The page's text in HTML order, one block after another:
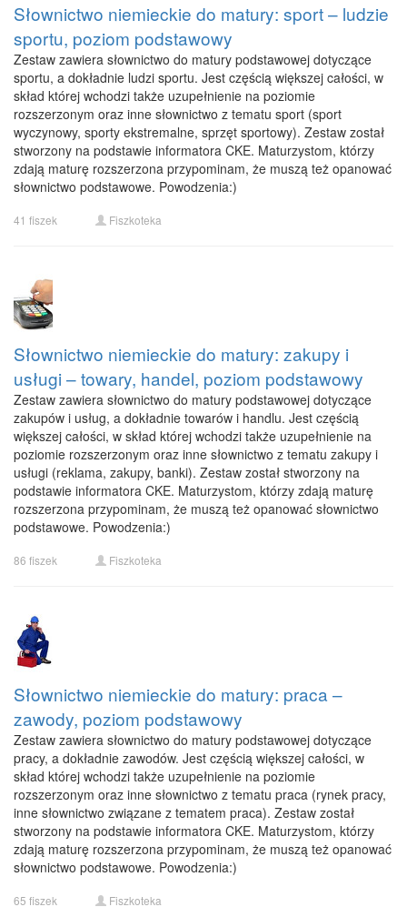
Słownictwo niemieckie do matury: sport – ludzie
sportu, poziom podstawowy
Zestaw zawiera słownictwo do matury podstawowej dotyczące
sportu, a dokładnie ludzi sportu. Jest częścią większej całości, w
skład której wchodzi także uzupełnienie na poziomie
rozszerzonym oraz inne słownictwo z tematu sport (sport
wyczynowy, sporty ekstremalne, sprzęt sportowy). Zestaw został
stworzony na podstawie informatora CKE. Maturzystom, którzy
zdają maturę rozszerzona przypominam, że muszą też opanować
słownictwo podstawowe. Powodzenia:)
41 fiszek Fiszkoteka
Słownictwo niemieckie do matury: zakupy i
usługi – towary, handel, poziom podstawowy
Zestaw zawiera słownictwo do matury podstawowej dotyczące
zakupów i usług, a dokładnie towarów i handlu. Jest częścią
większej całości, w skład której wchodzi także uzupełnienie na
poziomie rozszerzonym oraz inne słownictwo z tematu zakupy i
usługi (reklama, zakupy, banki). Zestaw został stworzony na
podstawie informatora CKE. Maturzystom, którzy zdają maturę
rozszerzona przypominam, że muszą też opanować słownictwo
podstawowe. Powodzenia:)
86 fiszek Fiszkoteka
Słownictwo niemieckie do matury: praca –
zawody, poziom podstawowy
Zestaw zawiera słownictwo do matury podstawowej dotyczące
pracy, a dokładnie zawodów. Jest częścią większej całości, w
skład której wchodzi także uzupełnienie na poziomie
rozszerzonym oraz inne słownictwo z tematu praca (rynek pracy,
inne słownictwo związane z tematem praca). Zestaw został
stworzony na podstawie informatora CKE. Maturzystom, którzy
zdają maturę rozszerzona przypominam, że muszą też opanować
słownictwo podstawowe. Powodzenia:)
65 fiszek Fiszkoteka